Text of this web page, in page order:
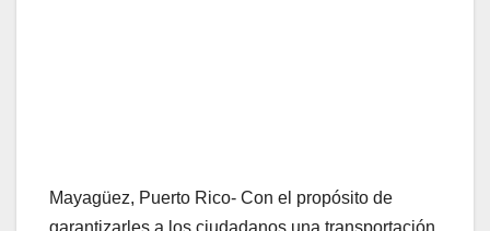
Mayagüez, Puerto Rico- Con el propósito de
garantizarles a los ciudadanos una transportación